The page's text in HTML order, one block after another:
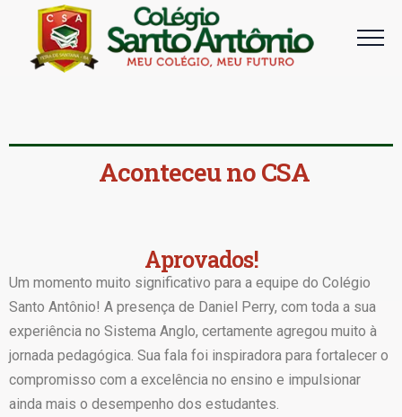
Aconteceu no CSA
Aprovados!
Um momento muito significativo para a equipe do Colégio
Santo Antônio! A presença de Daniel Perry, com toda a sua
experiência no Sistema Anglo, certamente agregou muito à
jornada pedagógica. Sua fala foi inspiradora para fortalecer o
compromisso com a excelência no ensino e impulsionar
ainda mais o desempenho dos estudantes.